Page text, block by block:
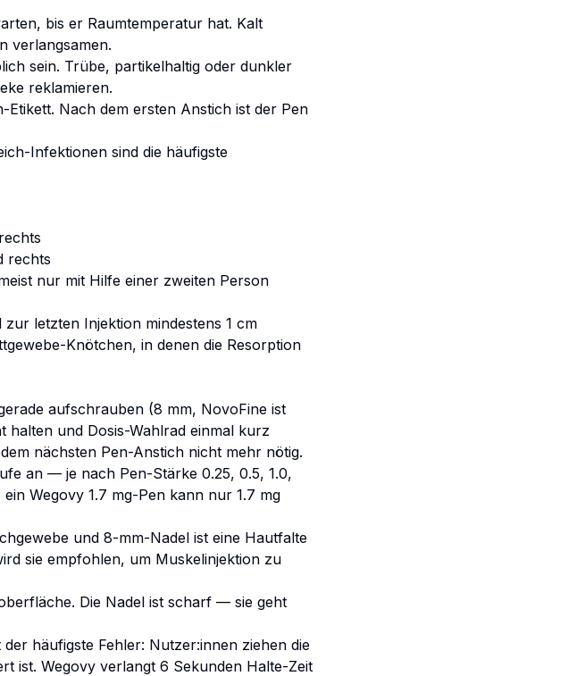
bis er Raumtemperatur hat. Kalt
verlangsamen.
sein. Trübe, partikelhaltig oder dunkler
reklamieren.
Nach dem ersten Anstich ist der Pen
Infektionen sind die häufigste
rechts
nur mit Hilfe einer zweiten Person
letzten Injektion mindestens 1 cm
Knötchen, in denen die Resorption
aufschrauben (8 mm, NovoFine ist
halten und Dosis-Wahlrad einmal kurz
nächsten Pen-Anstich nicht mehr nötig.
an — je nach Pen-Stärke 0.25, 0.5, 1.0,
Wegovy 1.7 mg-Pen kann nur 1.7 mg
und 8-mm-Nadel ist eine Hautfalte
sie empfohlen, um Muskelinjektion zu
Die Nadel ist scharf — sie geht
der häufigste Fehler: Nutzer:innen ziehen die
ist. Wegovy verlangt 6 Sekunden Halte-Zeit